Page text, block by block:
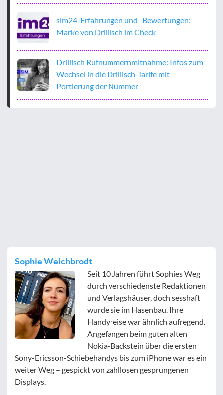
sim24-Erfahrungen und -Bewertungen:
Marke von Drillisch im Check
Drillisch Rufnummernmitnahme: Infos zum
Wechsel in die Drillisch-Tarife mit
Portierung der Nummer
Sophie Weichbrodt
Seit 10 Jahren führt Sophies Weg
durch verschiedenste Redaktionen
und Verlagshäuser, doch sesshaft
wurde sie im Hasenbau. Ihre
Handyreise war ähnlich aufregend.
Angefangen beim guten alten
Nokia-Backstein über die ersten
Sony-Ericsson-Schiebehandys bis zum iPhone war es ein
weiter Weg – gespickt von zahllosen gesprungenen
Displays.